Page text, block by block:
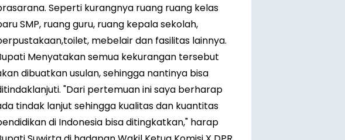
Seperti kurangnya ruang ruang kelas
SMP, ruang guru, ruang kepala sekolah,
mebelair dan fasilitas lainnya.
Menyatakan semua kekurangan tersebut
dibuatkan usulan, sehingga nantinya bisa
"Dari pertemuan ini saya berharap
tindak lanjut sehingga kualitas dan kuantitas
di Indonesia bisa ditingkatkan," harap